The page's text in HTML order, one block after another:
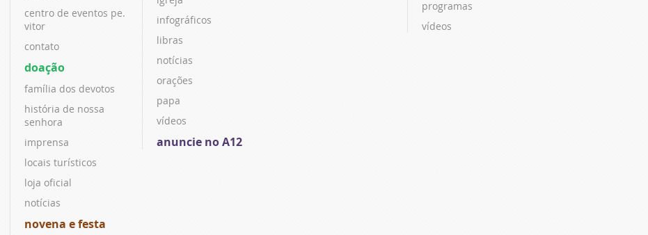
centro de eventos pe.
vitor
contato
doação
família dos devotos
história de nossa
senhora
imprensa
locais turísticos
loja oficial
notícias
novena e festa
infográficos
libras
notícias
orações
papa
vídeos
anuncie no A12
programas
vídeos